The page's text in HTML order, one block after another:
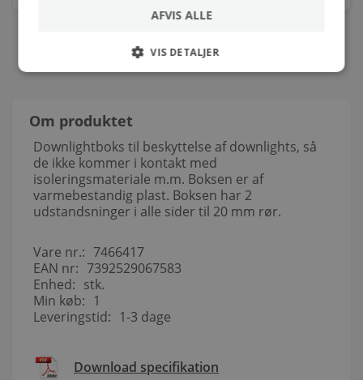
Om produktet
Downlightboks til beskyttelse af downlights, så
de ikke kommer i kontakt med
isoleringsmateriale m.m. Boksen er af
varmebestandig plast. Boksen har 2
udstandsninger i alle sider til 20 mm rør.
Vare nr.: 7466417
EAN nr: 7392529067583
Enhed: stk.
Min køb: 1
Leveringstid: 1-3 dage
Download specifikation
AFVIS ALLE
VIS DETALJER